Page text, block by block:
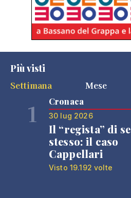
Più visti
Settimana
Mese
1 Cronaca
30 lug 2026
Il “regista” di se
stesso: il caso
Cappellari
Visto 19.192 volte